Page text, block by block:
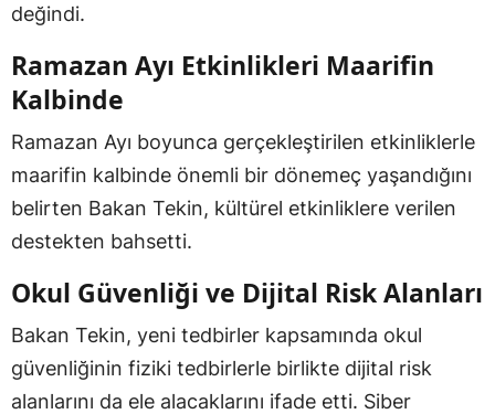
değindi.
Ramazan Ayı Etkinlikleri Maarifin
Kalbinde
Ramazan Ayı boyunca gerçekleştirilen etkinliklerle
maarifin kalbinde önemli bir dönemeç yaşandığını
belirten Bakan Tekin, kültürel etkinliklere verilen
destekten bahsetti.
Okul Güvenliği ve Dijital Risk Alanları
Bakan Tekin, yeni tedbirler kapsamında okul
güvenliğinin fiziki tedbirlerle birlikte dijital risk
alanlarını da ele alacaklarını ifade etti. Siber